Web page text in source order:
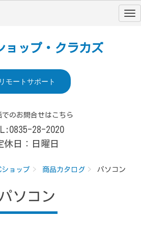
ョップ・クラカズ
リモートサポート
でのお問合せはこちら
28-2020
休日：日曜日
ショップ 商品カタログ パソコン
ソコン